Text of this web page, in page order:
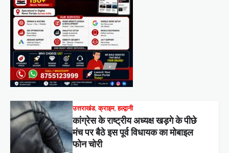
उत्तराखंड,क्राइम,हल्द्वानी
कांग्रेस के राष्ट्रीय अध्यक्ष खड़गे के पीछे
मंच पर बैठे इस पूर्व विधायक का मोबाइल
फोन चोरी